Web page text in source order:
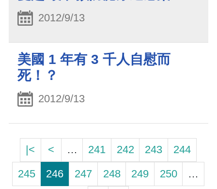
2012/9/13
美國 1 年有 3 千人自慰而
死！？
2012/9/13
|< < … 241 242 243
244
245
246 247 248 249 250
…